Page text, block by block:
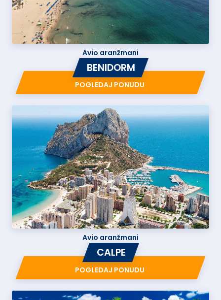
Avio aranžmani
BENIDORM
POGLEDAJ PONUDU
Avio aranžmani
CALPE
POGLEDAJ PONUDU